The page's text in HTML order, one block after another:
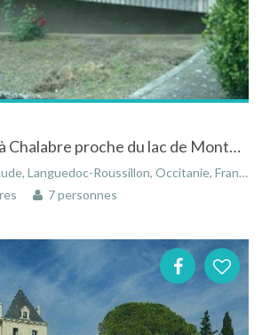
Villa de plain pied à Chalabre proche du lac de Montbel
Languedoc-Roussillon, Occitanie, France
7 personnes